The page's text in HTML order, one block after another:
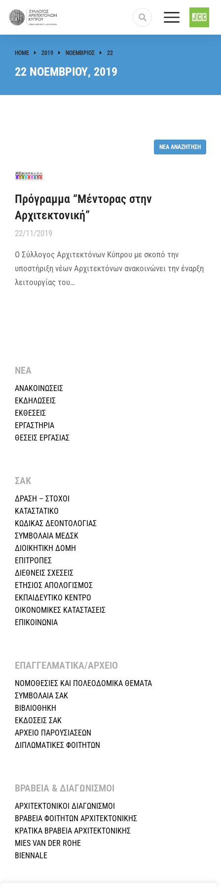
You are here:
HOME 2019 ΝΟΈΜΒΡΙΟΣ 22
22 ΝΟΕΜΒΡΊΟΥ, 2019
ΝΈΑ ΑΝΑΖΉΤΗΣΗ
Πρόγραμμα “Μέντορας στην
Αρχιτεκτονική”
22/11/2019
Ο Σύλλογος Αρχιτεκτόνων Κύπρου με σκοπό την
υποστήριξη νέων Αρχιτεκτόνων ανακοινώνει την έναρξη
λειτουργίας του…
ΝΕΑ
ΑΝΑΚΟΙΝΩΣΕΙΣ
ΕΚΔΗΛΩΣΕΙΣ
ΕΚΘΕΣΕΙΣ
ΕΡΓΑΣΤΗΡΙΑ
ΘΕΣΕΙΣ ΕΡΓΑΣΙΑΣ
ΣΑΚ
ΔΡΑΣΗ – ΣΤΟΧΟΙ
ΚΑΤΑΣΤΑΤΙΚΟ
ΚΩΔΙΚΑΣ ΔΕΟΝΤΟΛΟΓΙΑΣ
ΣΥΜΒΟΛΑΙΑ ΜΕΔΣΚ
ΔΙΟΙΚΗΤΙΚΗ ΔΟΜΗ
ΕΠΙΤΡΟΠΕΣ
ΔΙΕΘΝΕΙΣ ΣΧΕΣEIΣ
ΕΤΗΣΙΟΣ ΑΠΟΛΟΓΙΣΜΟΣ
ΕΚΠΑΙΔΕΥΤΙΚΟ ΚΕΝΤΡΟ
ΟΙΚΟΝΟΜΙΚΕΣ ΚΑΤΑΣΤΑΣΕΙΣ
ΕΠΙΚΟΙΝΩΝΙΑ
ΕΠΑΓΓΕΛΜΑΤΙΚΑ/ΑΡΧΕΙΟ ​
ΝΟΜΟΘΕΣΙΕΣ KAI ΠΟΛΕΟΔΟΜΙΚΑ ΘΕΜΑΤΑ
ΣΥΜΒΟΛΑΙΑ ΣΑΚ
ΒΙΒΛΙΟΘΗΚΗ
ΕΚΔΟΣΕΙΣ ΣΑΚ
ΑΡΧΕΙΟ ΠΑΡΟΥΣΙΑΣΕΩΝ
ΔΙΠΛΩΜΑΤΙΚΕΣ ΦΟΙΤΗΤΩΝ
ΒΡΑΒΕΙΑ & ΔΙΑΓΩΝΙΣΜΟΙ ​
ΑΡΧΙΤΕΚΤΟΝΙΚΟΙ ΔΙΑΓΩΝΙΣΜΟΙ
ΒΡΑΒΕΙΑ ΦΟΙΤΗΤΩΝ ΑΡΧΙΤΕΚΤΟΝΙΚΗΣ
ΚΡΑΤΙΚΑ ΒΡΑΒΕΙΑ ΑΡΧΙΤΕΚΤΟΝΙΚΗΣ
MIES VAN DER ROHE
BIENNALE